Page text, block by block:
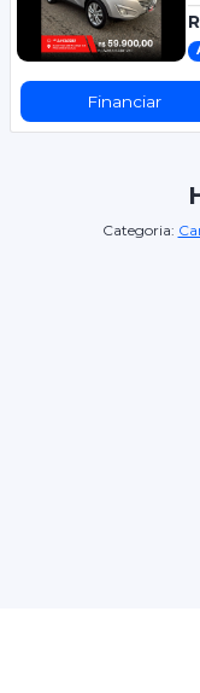
Financiar
Categoria: